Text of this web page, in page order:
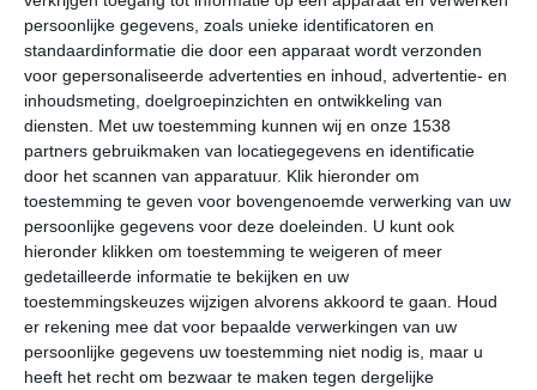
persoonlijke gegevens, zoals unieke identificatoren en
standaardinformatie die door een apparaat wordt verzonden
voor gepersonaliseerde advertenties en inhoud, advertentie- en
inhoudsmeting, doelgroepinzichten en ontwikkeling van
diensten.
Met uw toestemming kunnen wij en onze 1538
partners gebruikmaken van locatiegegevens en identificatie
door het scannen van apparatuur. Klik hieronder om
toestemming te geven voor bovengenoemde verwerking van uw
persoonlijke gegevens voor deze doeleinden. U kunt ook
hieronder klikken om toestemming te weigeren of meer
gedetailleerde informatie te bekijken en uw
toestemmingskeuzes wijzigen alvorens akkoord te gaan.
Houd
er rekening mee dat voor bepaalde verwerkingen van uw
persoonlijke gegevens uw toestemming niet nodig is, maar u
heeft het recht om bezwaar te maken tegen dergelijke
undefined
31° 20°
ma
30° 19°
di
31° 20°
wo
28° 19° 23°
22°C 28°C 30°C 29°C 25°C
10:00 13:00 16:00 19:00 22:00